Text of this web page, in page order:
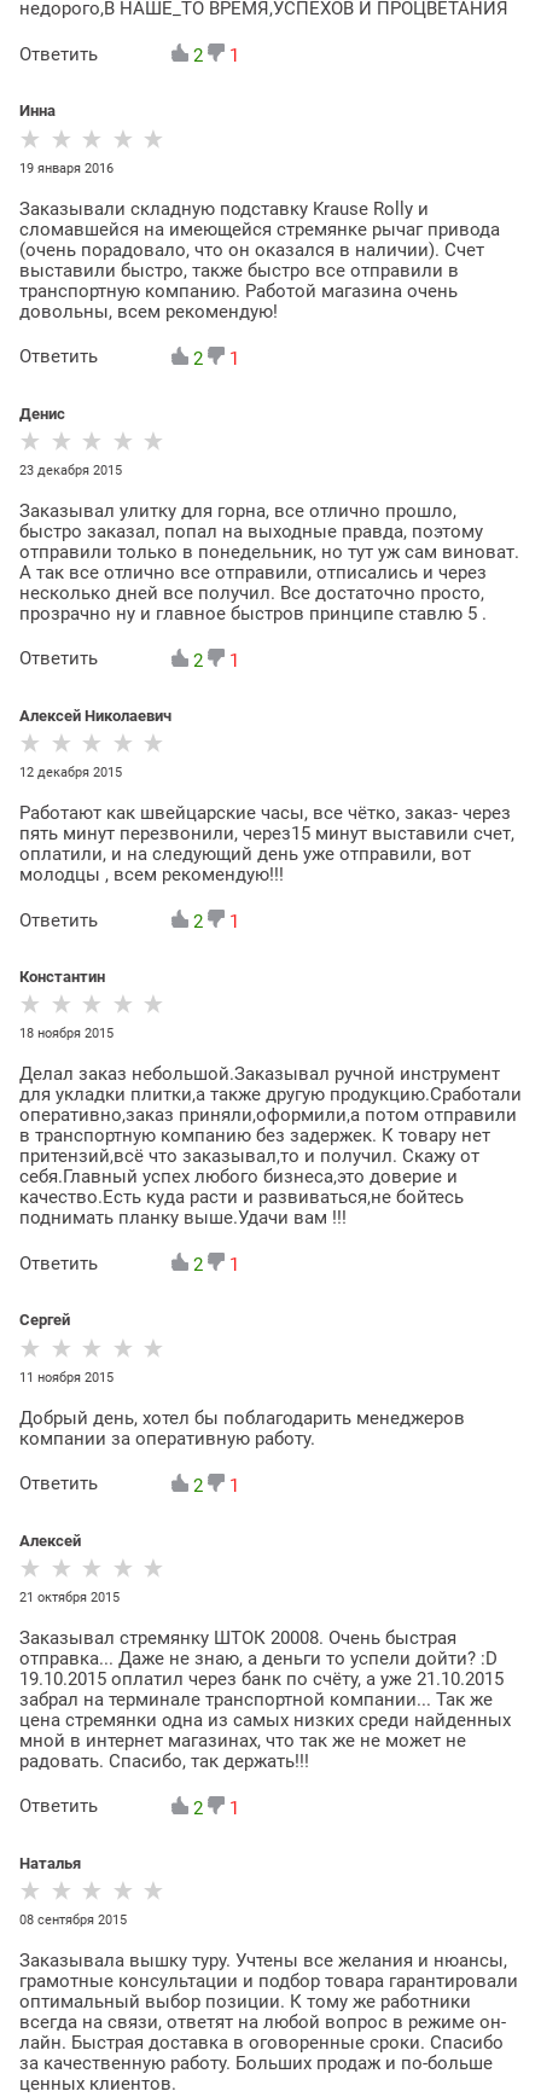
недорого,В НАШЕ_ТО ВРЕМЯ,УСПЕХОВ И ПРОЦВЕТАНИЯ
Ответить 2 1
Инна
19 января 2016
Заказывали складную подставку Krause Rolly и
сломавшейся на имеющейся стремянке рычаг привода
(очень порадовало, что он оказался в наличии). Счет
выставили быстро, также быстро все отправили в
транспортную компанию. Работой магазина очень
довольны, всем рекомендую!
Ответить 2 1
Денис
23 декабря 2015
Заказывал улитку для горна, все отлично прошло,
быстро заказал, попал на выходные правда, поэтому
отправили только в понедельник, но тут уж сам виноват.
А так все отлично все отправили, отписались и через
несколько дней все получил. Все достаточно просто,
прозрачно ну и главное быстров принципе ставлю 5 .
Ответить 2 1
Алексей Николаевич
12 декабря 2015
Работают как швейцарские часы, все чётко, заказ- через
пять минут перезвонили, через15 минут выставили счет,
оплатили, и на следующий день уже отправили, вот
молодцы , всем рекомендую!!!
Ответить 2 1
Константин
18 ноября 2015
Делал заказ небольшой.Заказывал ручной инструмент
для укладки плитки,а также другую продукцию.Сработали
оперативно,заказ приняли,оформили,а потом отправили
в транспортную компанию без задержек. К товару нет
притензий,всё что заказывал,то и получил. Скажу от
себя.Главный успех любого бизнеса,это доверие и
качество.Есть куда расти и развиваться,не бойтесь
поднимать планку выше.Удачи вам !!!
Ответить 2 1
Сергей
11 ноября 2015
Добрый день, хотел бы поблагодарить менеджеров
компании за оперативную работу.
Ответить 2 1
Алексей
21 октября 2015
Заказывал стремянку ШТОК 20008. Очень быстрая
отправка... Даже не знаю, а деньги то успели дойти? :D
19.10.2015 оплатил через банк по счёту, а уже 21.10.2015
забрал на терминале транспортной компании... Так же
цена стремянки одна из самых низких среди найденных
мной в интернет магазинах, что так же не может не
радовать. Спасибо, так держать!!!
Ответить 2 1
Наталья
08 сентября 2015
Заказывала вышку туру. Учтены все желания и нюансы,
грамотные консультации и подбор товара гарантировали
оптимальный выбор позиции. К тому же работники
всегда на связи, ответят на любой вопрос в режиме он-
лайн. Быстрая доставка в оговоренные сроки. Спасибо
за качественную работу. Больших продаж и по-больше
ценных клиентов.